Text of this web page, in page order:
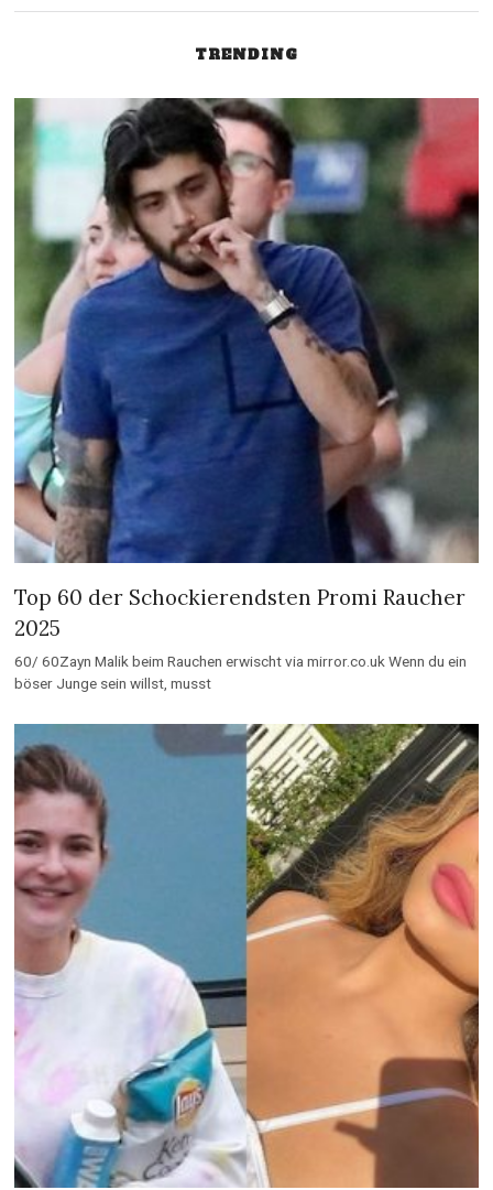
TRENDING
Top 60 der Schockierendsten Promi Raucher
2025
60/ 60Zayn Malik beim Rauchen erwischt via mirror.co.uk Wenn du ein
böser Junge sein willst, musst